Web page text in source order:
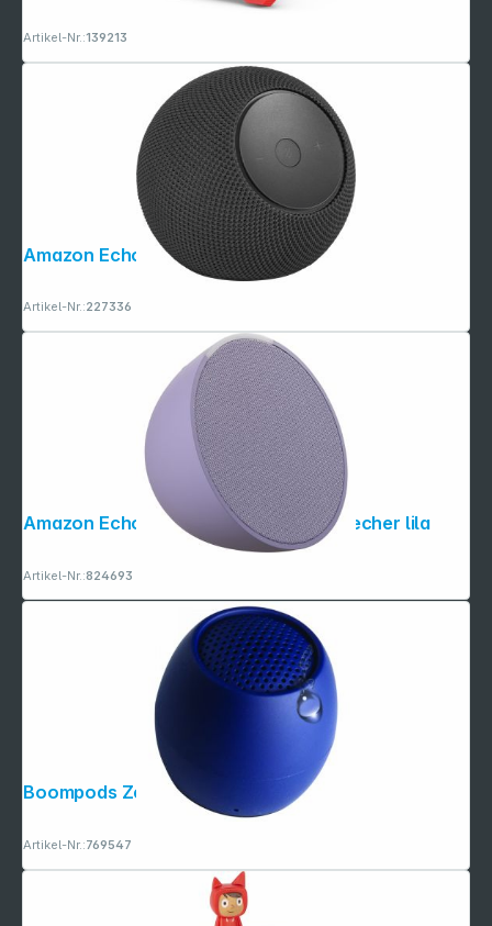
Artikel-Nr.:139213
Amazon Echo Dot Max 2025 graphite
Artikel-Nr.:227336
Amazon Echo Pop Streaming-Lautsprecher lila
Artikel-Nr.:824693
Boompods Zero Navy Blue
Artikel-Nr.:769547